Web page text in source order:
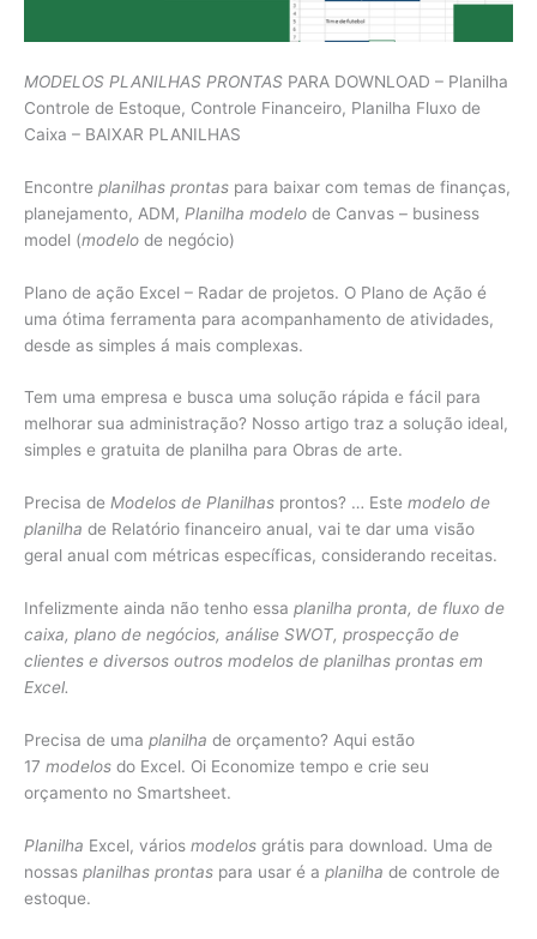
MODELOS PLANILHAS PRONTAS PARA DOWNLOAD – Planilha
Controle de Estoque, Controle Financeiro, Planilha Fluxo de
Caixa – BAIXAR PLANILHAS
Encontre planilhas prontas para baixar com temas de finanças,
planejamento, ADM, Planilha modelo de Canvas – business
model (modelo de negócio)
Plano de ação Excel – Radar de projetos. O Plano de Ação é
uma ótima ferramenta para acompanhamento de atividades,
desde as simples á mais complexas.
Tem uma empresa e busca uma solução rápida e fácil para
melhorar sua administração? Nosso artigo traz a solução ideal,
simples e gratuita de planilha para Obras de arte.
Precisa de Modelos de Planilhas prontos? … Este modelo de
planilha de Relatório financeiro anual, vai te dar uma visão
geral anual com métricas específicas, considerando receitas.
Infelizmente ainda não tenho essa planilha pronta, de fluxo de
caixa, plano de negócios, análise SWOT, prospecção de
clientes e diversos outros modelos de planilhas prontas em
Excel.
Precisa de uma planilha de orçamento? Aqui estão
17 modelos do Excel. Oi Economize tempo e crie seu
orçamento no Smartsheet.
Planilha Excel, vários modelos grátis para download. Uma de
nossas planilhas prontas para usar é a planilha de controle de
estoque.